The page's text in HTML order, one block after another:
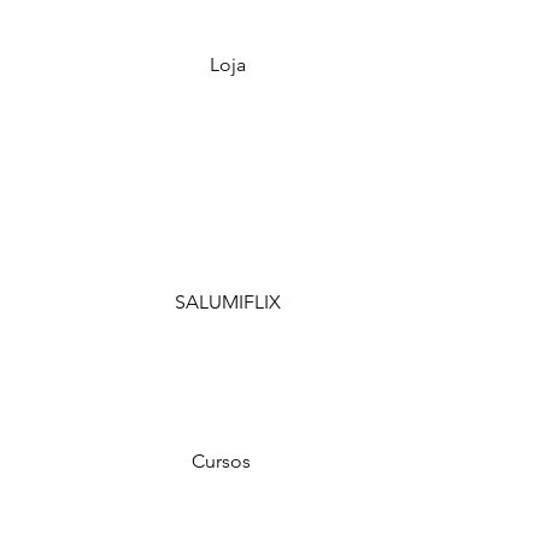
Loja
SALUMIFLIX
Cursos